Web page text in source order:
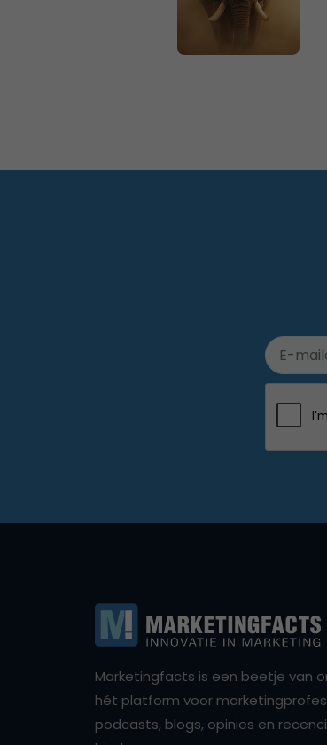
Marketingfacts is een beetje van
hét platform voor
podcasts, blogs, opinies en